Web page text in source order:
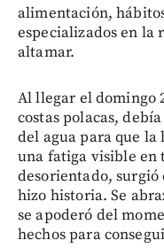
alimentación,
especializados en la
altamar.
Al llegar el domingo
costas polacas,
del agua para que
una fatiga visible en
desorientado,
hizo historia. Se
se apoderó del
hechos para